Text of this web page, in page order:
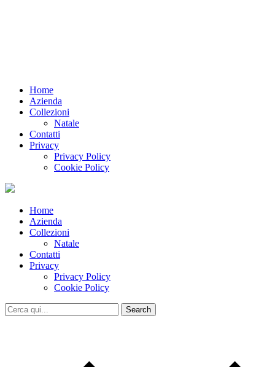
Home
Azienda
Collezioni
Natale
Contatti
Privacy
Privacy Policy
Cookie Policy
Home
Azienda
Collezioni
Natale
Contatti
Privacy
Privacy Policy
Cookie Policy